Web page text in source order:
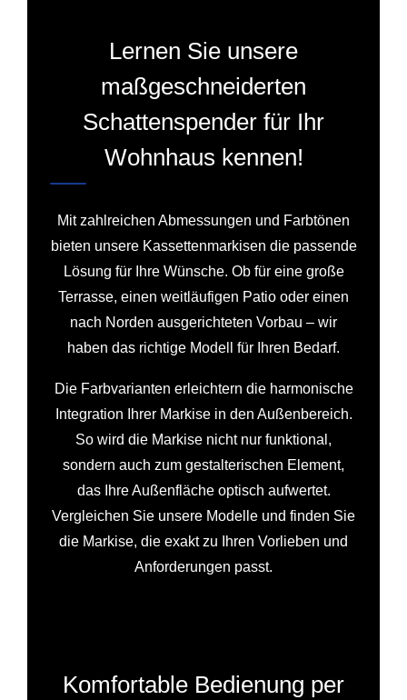
Lernen Sie unsere
maßgeschneiderten
Schattenspender für Ihr
Wohnhaus kennen!
Mit zahlreichen Abmessungen und Farbtönen
bieten unsere Kassettenmarkisen die passende
Lösung für Ihre Wünsche. Ob für eine große
Terrasse, einen weitläufigen Patio oder einen
nach Norden ausgerichteten Vorbau – wir
haben das richtige Modell für Ihren Bedarf.
Die Farbvarianten erleichtern die harmonische
Integration Ihrer Markise in den Außenbereich.
So wird die Markise nicht nur funktional,
sondern auch zum gestalterischen Element,
das Ihre Außenfläche optisch aufwertet.
Vergleichen Sie unsere Modelle und finden Sie
die Markise, die exakt zu Ihren Vorlieben und
Anforderungen passt.
Komfortable Bedienung per